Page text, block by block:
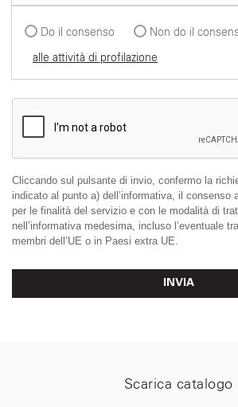
Do il consenso
Non do il
alle attività di profilazione
Cliccando sul pulsante di invio, confermo la
indicato al punto a) dell’informativa, il consenso
per le finalità del servizio e con le modalità di
nell’informativa medesima, incluso l’eventuale
membri dell’UE o in Paesi extra UE.
INVIA
Scarica catalogo